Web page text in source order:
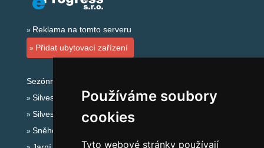
Používáme soubory
cookies
Tyto webové stránky používají
Reklama na tomto serveru
Přidat ubytovací zařízení
Sezónní odkazy:
Silvester Jeseníky
Silvestr na horách 2025/26
Sněhové zpravodajství